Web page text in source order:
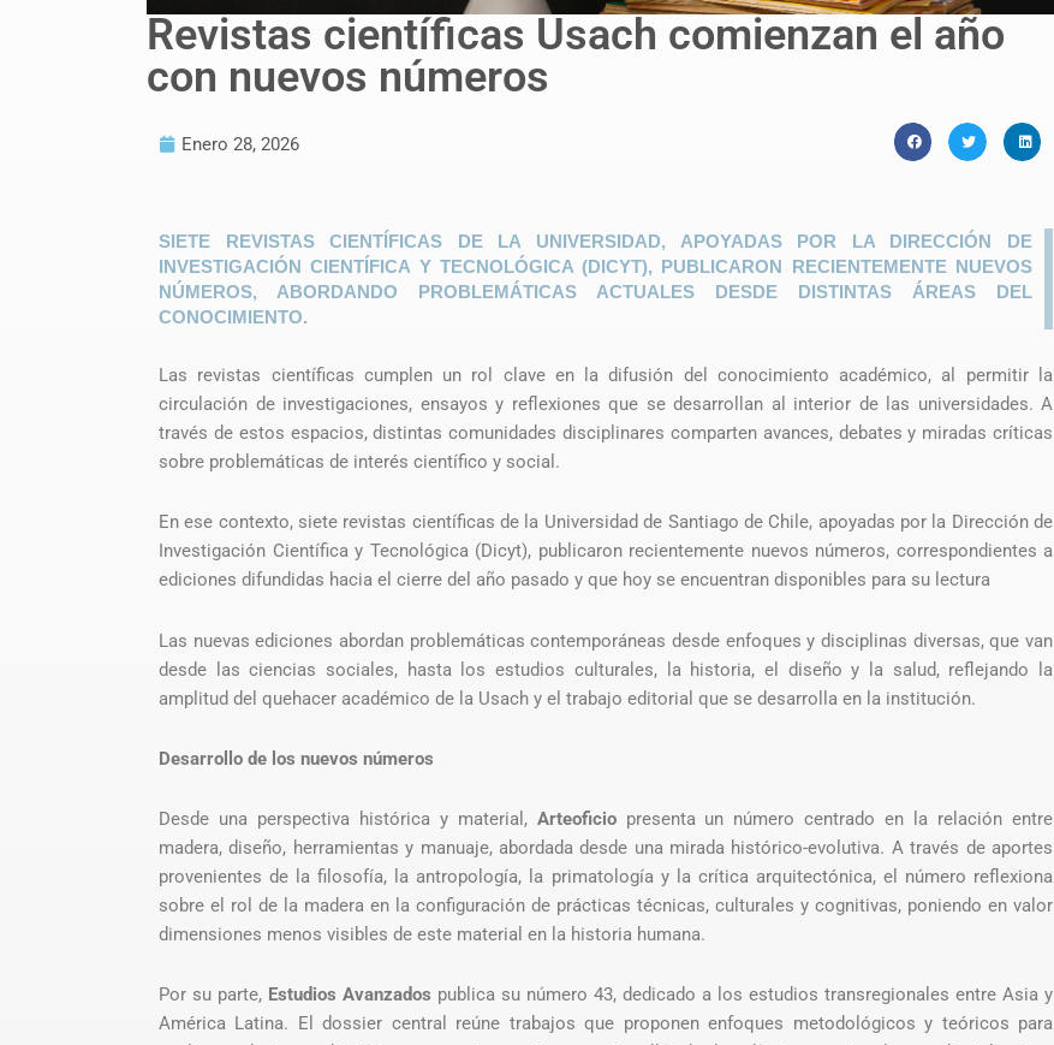
Revistas científicas Usach comienzan el año
con nuevos números
Enero 28, 2026
SIETE REVISTAS CIENTÍFICAS DE LA UNIVERSIDAD, APOYADAS POR LA DIRECCIÓN DE
INVESTIGACIÓN CIENTÍFICA Y TECNOLÓGICA (DICYT), PUBLICARON RECIENTEMENTE NUEVOS
NÚMEROS, ABORDANDO PROBLEMÁTICAS ACTUALES DESDE DISTINTAS ÁREAS DEL
CONOCIMIENTO.
Las revistas científicas cumplen un rol clave en la difusión del conocimiento académico, al permitir la
circulación de investigaciones, ensayos y reflexiones que se desarrollan al interior de las universidades. A
través de estos espacios, distintas comunidades disciplinares comparten avances, debates y miradas críticas
sobre problemáticas de interés científico y social.
En ese contexto, siete revistas científicas de la Universidad de Santiago de Chile, apoyadas por la Dirección de
Investigación Científica y Tecnológica (Dicyt), publicaron recientemente nuevos números, correspondientes a
ediciones difundidas hacia el cierre del año pasado y que hoy se encuentran disponibles para su lectura
Las nuevas ediciones abordan problemáticas contemporáneas desde enfoques y disciplinas diversas, que van
desde las ciencias sociales, hasta los estudios culturales, la historia, el diseño y la salud, reflejando la
amplitud del quehacer académico de la Usach y el trabajo editorial que se desarrolla en la institución.
Desarrollo de los nuevos números
Desde una perspectiva histórica y material, Arteoficiopresenta un número centrado en la relación entre
madera, diseño, herramientas y manuaje, abordada desde una mirada histórico-evolutiva. A través de aportes
provenientes de la filosofía, la antropología, la primatología y la crítica arquitectónica, el número reflexiona
sobre el rol de la madera en la configuración de prácticas técnicas, culturales y cognitivas, poniendo en valor
dimensiones menos visibles de este material en la historia humana.
Por su parte, Estudios Avanzados publica su número 43, dedicado a los estudios transregionales entre Asia y
América Latina. El dossier central reúne trabajos que proponen enfoques metodológicos y teóricos para